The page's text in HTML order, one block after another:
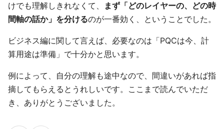
けでも理解しきれなくて、
まず「どのレイヤーの、どの時
間軸の話か」を分けるのが一番効く、ということでした。
ビジネス編に関して言えば、必要なのは「PQCは今、計
算用途は準備」で十分かと思います。
例によって、自分の理解も途中なので、間違いがあれば指
摘してもらえるとうれしいです。ここまで読んでいただ
き、ありがとうございました。